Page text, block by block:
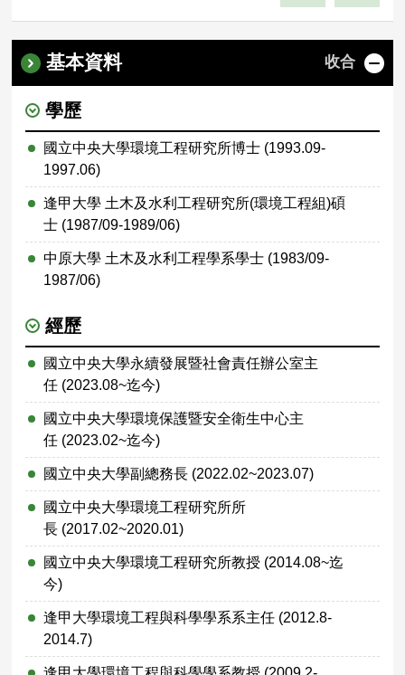
基本資料 收合
學歷
國立中央大學環境工程研究所博士 (1993.09-
1997.06)
逢甲大學 土木及水利工程研究所(環境工程組)碩
士 (1987/09-1989/06)
中原大學 土木及水利工程學系學士 (1983/09-
1987/06)
經歷
國立中央大學永續發展暨社會責任辦公室主
任 (2023.08~迄今)
國立中央大學環境保護暨安全衛生中心主
任 (2023.02~迄今)
國立中央大學副總務長 (2022.02~2023.07)
國立中央大學環境工程研究所所
長 (2017.02~2020.01)
國立中央大學環境工程研究所教授 (2014.08~迄
今)
逢甲大學環境工程與科學學系系主任 (2012.8-
2014.7)